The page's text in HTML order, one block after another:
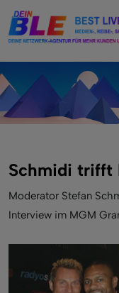
Schmidi trifft
Moderator Stefan
Interview im MGM